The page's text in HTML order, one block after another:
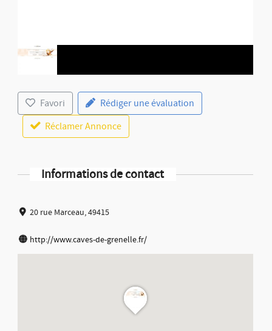
Favori
Rédiger une évaluation
Réclamer Annonce
Informations de contact
20 rue Marceau, 49415
http://www.caves-de-grenelle.fr/